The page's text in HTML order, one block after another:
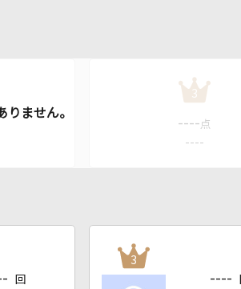
3
---- 点
----
回
3
----